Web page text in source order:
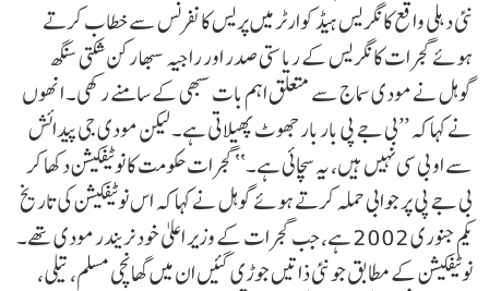
نئی دہلی واقع کانگریس ہیڈکوارٹر میں پریس کانفرنس سے خطاب کرتے
ہوئے گجرات کانگریس کے ریاستی صدر اور راجیہ سبھا رکن شکتی سنگھ
گوہل نے مودی سماج سے متعلق اہم بات سبھی کے سامنے رکھی۔ انھوں
نے کہا کہ ’’بی جے پی بار بار جھوٹ پھیلاتی ہے۔ لیکن مودی جی پیدائش
سے او بی سی نہیں ہیں، یہ سچائی ہے۔‘‘ گجرات حکومت کا نوٹیفکیشن دکھا کر
بی جے پی پر جوابی حملہ کرتے ہوئے گوہل نے کہا کہ اس نوٹیفکیشن کی تاریخ
یکم جنوری 2002 ہے، جب گجرات کے وزیر اعلیٰ خود نریندر مودی تھے۔
نوٹیفکیشن کے مطابق جو نئی ذاتیں جوڑی گئیں ان میں گھانچی مسلم، تیلی،